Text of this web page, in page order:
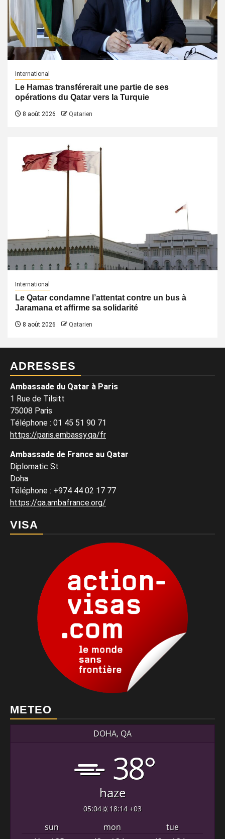
International
Le Hamas transférerait une partie de ses
opérations du Qatar vers la Turquie
8 août 2026 Qatarien
International
Le Qatar condamne l’attentat contre un bus à
Jaramana et affirme sa solidarité
8 août 2026 Qatarien
ADRESSES
Ambassade du Qatar à Paris
1 Rue de Tilsitt
75008 Paris
Téléphone : 01 45 51 90 71
https://paris.embassy.qa/fr
Ambassade de France au Qatar
Diplomatic St
Doha
Téléphone : +974 44 02 17 77
https://qa.ambafrance.org/
VISA
METEO
DOHA, QA
38°
haze
05:04 18:14 +03
sun mon
tue